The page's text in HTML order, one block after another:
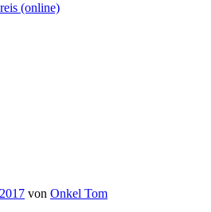
(online)
von Onkel Tom